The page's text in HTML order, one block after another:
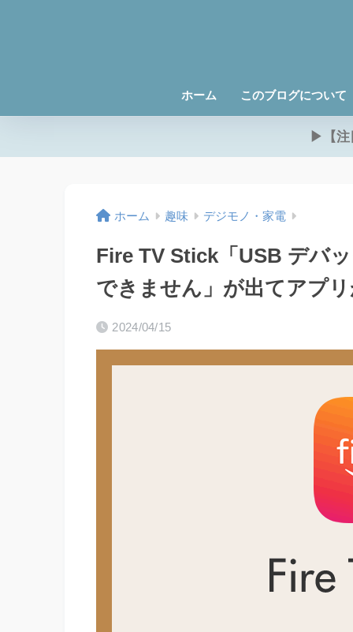
ホーム このブログについて
▶【注
ホーム 趣味 デジモノ・家電
Fire TV Stick「USB デバ
できません」が出てアプ
2024/04/15